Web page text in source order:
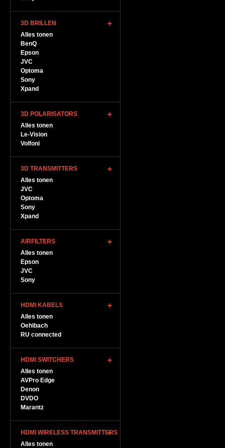
3D BRILLEN
Alles tonen
BenQ
Epson
JVC
Optoma
Sony
Xpand
3D POLARISATORS
Alles tonen
Le-Vision
Volfoni
3D TRANSMITTERS
Alles tonen
JVC
Optoma
Sony
Xpand
AIRFILTERS
Alles tonen
Epson
JVC
Sony
HDMI KABELS
Alles tonen
Oehlbach
RU connected
HDMI SWITCHERS
Alles tonen
AVPro Edge
Denon
DVDO
Marantz
HDMI WIRELESS TRANSMITTERS
Alles tonen